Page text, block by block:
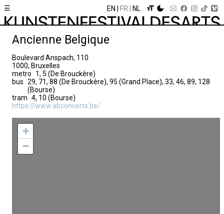
☰ EN FR NL
Ancienne Belgique
Boulevard Anspach, 110
1000, Bruxelles
metro
1, 5 (De Brouckère)
bus 29, 71, 88 (De Brouckère), 95 (Grand Place), 33, 46, 89, 128
(Bourse)
tram 4, 10 (Bourse)
https://www.abconcerts.be/
+
−